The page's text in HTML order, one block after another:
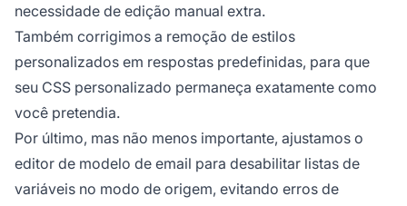
necessidade de edição manual extra.
Também corrigimos a remoção de estilos
personalizados em respostas predefinidas, para que
seu CSS personalizado permaneça exatamente como
você pretendia.
Por último, mas não menos importante, ajustamos o
editor de modelo de email para desabilitar listas de
variáveis no modo de origem, evitando erros de